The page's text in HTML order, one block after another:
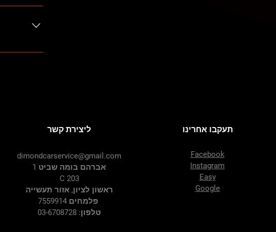
a
ליצירת קשר
dimondcarservice@gmail.com
אברהם בומה שביט 1
C 203
ראשון לציון, אזור תעשייה
טלפון: 03-6708728
תעקבו אחרינו
Facebook
Instagram
Easy
Google